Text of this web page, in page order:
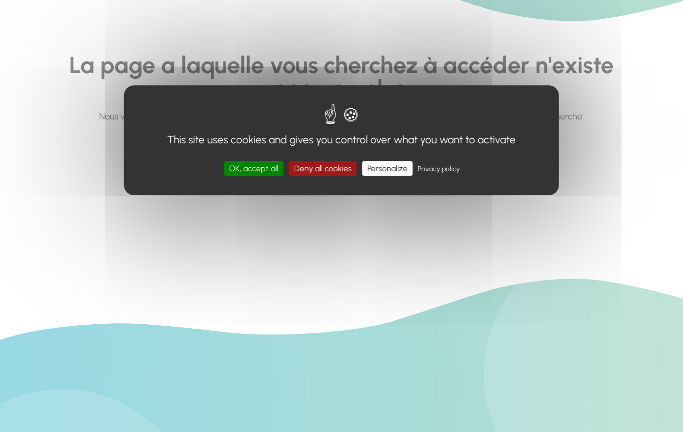
La page a laquelle vous cherchez à accéder n'existe
pas... ou plus.
Nous vous invitons à utiliser le moteur de recherche en haut de page, ou à utiliser le menu pour trouver le contenu recherché.
Retour à l'accueil
This site uses cookies and gives you control over what you want to activate
OK, accept all Deny all cookies Personalize Privacy policy